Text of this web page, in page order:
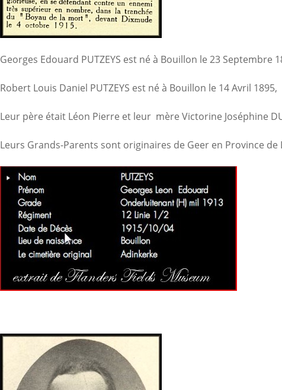
Georges Edouard PUTZEYS est né à Bouillon le 23 Septembre
Robert Louis Daniel PUTZEYS est né à Bouillon le 14 Avril 1895,
Leur père était Léon Pierre et leur mère Victorine Joséphine
Leurs Grands-Parents sont originaires de Geer en Province de